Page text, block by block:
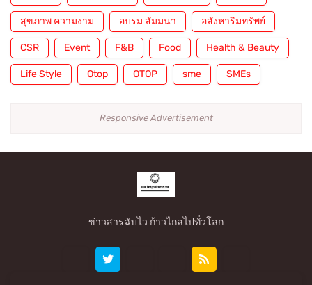
สุขภาพ ความงาม อบรม สัมมนา อสังหาริมทรัพย์
CSR Event F&B Food Health & Beauty
Life Style Otop OTOP sme SMEs
Responsive Advertisement
ข่าวสารฉับไว ก้าวไกลไปทั่วโลก